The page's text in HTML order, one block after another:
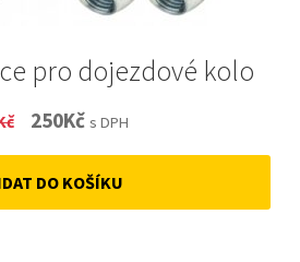
pro dojezdové kolo
Original
price
was:
250KčCurrent
price
is:
s DPH
DO KOŠÍKU